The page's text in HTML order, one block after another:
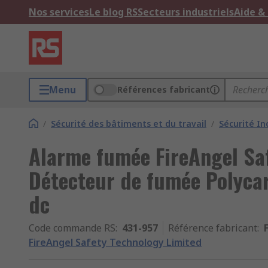
Nos servicesLe blog RSSecteurs industrielsAide
Menu Références fabricant
/ Sécurité des bâtiments et du travail / Sécurité
Alarme fumée FireAngel
Détecteur de fumée
dc
Code commande RS: 431-957 Référence fabricant:
FireAngel Safety Technology Limited